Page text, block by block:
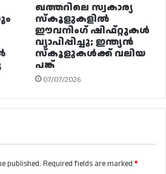
ഖത്തറിലെ സ്വകാര്യ
സ്കൂളുകളിൽ
ഈവനിംഗ് ഷിഫ്റ്റുകൾ
വ്യാപിപ്പിച്ചു; ഇന്ത്യൻ
സ്കൂളുകൾക്ക് വലിയ
പങ്ക്
07/07/2026
published. Required fields are marked *